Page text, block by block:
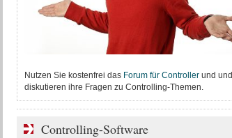
Nutzen Sie kostenfrei das Forum für Controllerund und
diskutieren ihre Fragen zu Controlling-Themen.
Controlling-Software